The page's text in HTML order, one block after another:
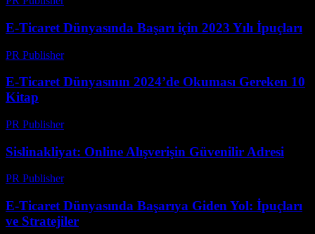
E-Ticaret Dünyasında Başarı için 2023 Yılı İpuçları
PR Publisher-
E-Ticaret Dünyasının 2024’de Okuması Gereken 10
Kitap
PR Publisher-
Sislinakliyat: Online Alışverişin Güvenilir Adresi
PR Publisher-
E-Ticaret Dünyasında Başarıya Giden Yol: İpuçları
ve Stratejiler